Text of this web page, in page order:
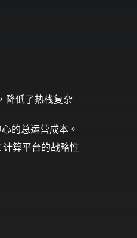
降低了热栈复杂
的总运营成本。
算平台的战略性